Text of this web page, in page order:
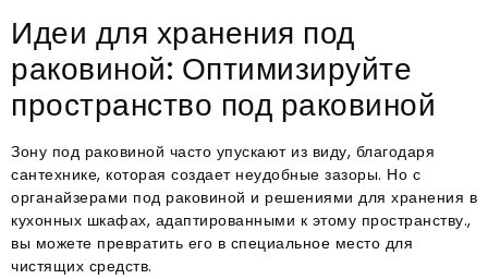
Идеи для хранения под
раковиной: Оптимизируйте
пространство под раковиной
Зону под раковиной часто упускают из виду, благодаря
сантехнике, которая создает неудобные зазоры. Но с
органайзерами под раковиной и решениями для хранения в
кухонных шкафах, адаптированными к этому пространству.,
вы можете превратить его в специальное место для
чистящих средств.​